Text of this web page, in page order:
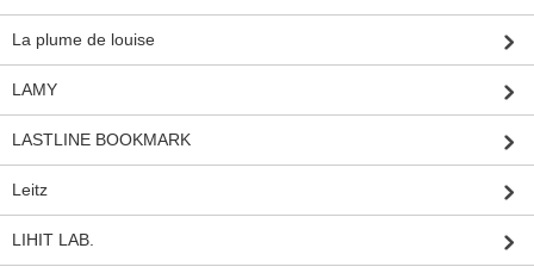
La plume de louise
LAMY
LASTLINE BOOKMARK
Leitz
LIHIT LAB.